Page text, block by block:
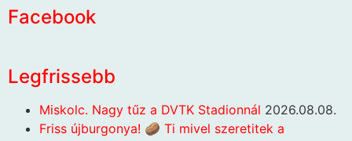
Facebook
Legfrissebb
Miskolc. Nagy tűz a DVTK Stadionnál 2026.08.08.
Friss újburgonya! 🥔 Ti mivel szeretitek a